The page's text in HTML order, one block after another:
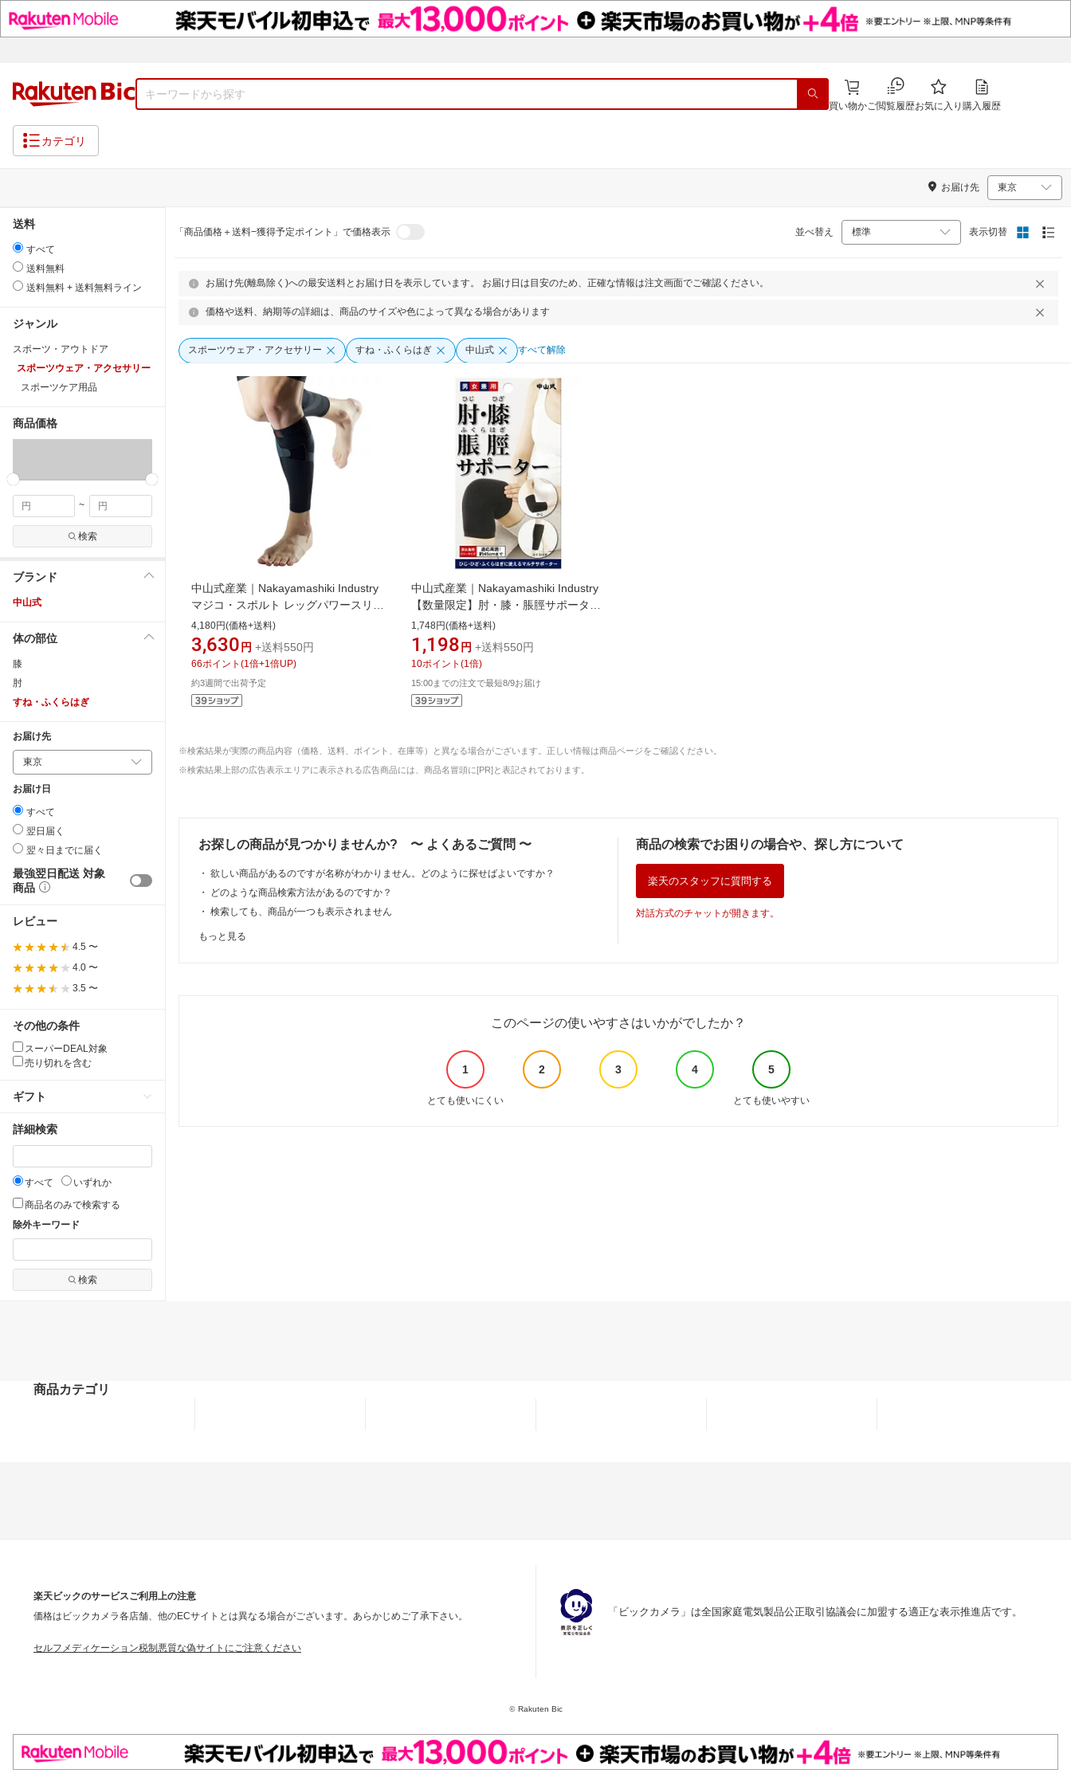
買い物かご閲覧履歴お気に入り 購入履歴
カテゴリ
お届け先
送料
すべて
送料無料
送料無料 + 送料無料ライン
ジャンル
スポーツ・アウトドア
スポーツウェア・アクセサリー
スポーツケア用品
商品価格
~
検索
ブランド
中山式
体の部位
膝
肘
すね・ふくらはぎ
お届け先
お届け日
すべて
翌日届く
翌々日までに届く
最強翌日配送 対象
商品
レビュー
4.5 〜
4.0 〜
3.5 〜
その他の条件
スーパーDEAL対象
売り切れを含む
ギフト
詳細検索
すべて
いずれか
商品名のみで検索する
除外キーワード
検索
「商品価格＋送料−獲得予定ポイント」で価格表示 並べ替え 表示切替
お届け先(離島除く)への最安送料とお届け日を表示しています。 お届け日は目安のため、正確な情報は注文画面でご確認ください。
価格や送料、納期等の詳細は、商品のサイズや色によって異なる場合があります
スポーツウェア・アクセサリー すね・ふくらはぎ 中山式 すべて解除
中山式産業｜Nakayamashiki Industry
マジコ・スポルト レッグパワースリー
ブ ふくらはぎ用：2枚組(Mサイズ/ブ
ラック) 397936
4,180円(価格+送料)
3,630 円 +送料550円
66ポイント (1 倍+1 倍UP)
約3週間で出荷予定
中山式産業｜Nakayamashiki Industry
【数量限定】肘・膝・脹脛サポーター
ブラックフリー ブラック
1,748円(価格+送料)
1,198 円 +送料550円
10ポイント (1 倍)
15:00までの注文で最短8/9お届け
※検索結果が実際の商品内容（価格、送料、ポイント、在庫等）と異なる場合がございます。正しい情報は商品ページをご確認ください。
※検索結果上部の広告表示エリアに表示される広告商品には、商品名冒頭に[PR]と表記されております。
お探しの商品が見つかりませんか? 〜 よくあるご質問 〜
・ 欲しい商品があるのですが名称がわかりません。どのように探せばよいですか？
・
どのような商品検索方法があるのですか？
・ 検索しても、商品が一つも表示されません
もっと見る
商品の検索でお困りの場合や、探し方について
楽天のスタッフに質問する
対話方式のチャットが開きます。
このページの使いやすさはいかがでしたか？
1 2 3 4 5
とても使いにくい とても使いやすい
商品カテゴリ
楽天ビックのサービスご利用上の注意
価格はビックカメラ各店舗、他のECサイトとは異なる場合がございます。あらかじめご了承下さい。
セルフメディケーション税制悪質な偽サイトにご注意ください
「ビックカメラ」は全国家庭電気製品公正取引協議会に加盟する適正な表示推進店です。
©Rakuten Bic